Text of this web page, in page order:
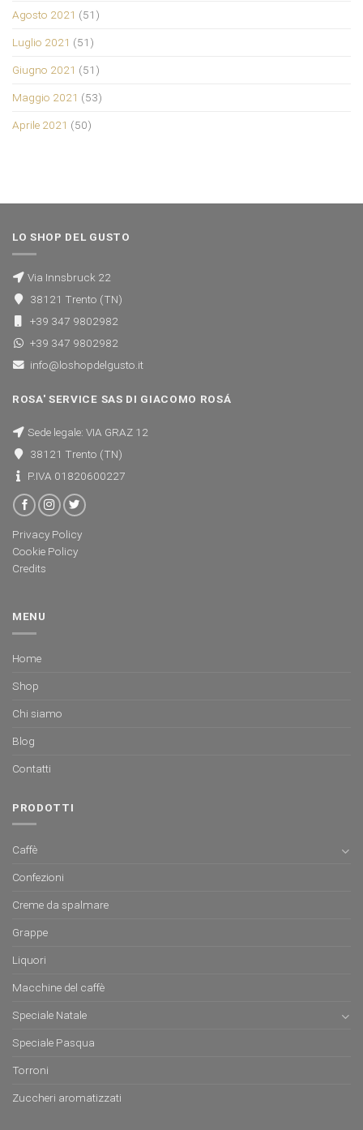
Agosto 2021 (51)
Luglio 2021 (51)
Giugno 2021 (51)
Maggio 2021 (53)
Aprile 2021 (50)
LO SHOP DEL GUSTO
Via Innsbruck 22
38121 Trento (TN)
+39 347 9802982
+39 347 9802982
info@loshopdelgusto.it
ROSA' SERVICE SAS DI GIACOMO ROSÁ
Sede legale: VIA GRAZ 12
38121 Trento (TN)
P.IVA 01820600227
Privacy Policy
Cookie Policy
Credits
MENU
Home
Shop
Chi siamo
Blog
Contatti
PRODOTTI
Caffè
Confezioni
Creme da spalmare
Grappe
Liquori
Macchine del caffè
Speciale Natale
Speciale Pasqua
Torroni
Zuccheri aromatizzati